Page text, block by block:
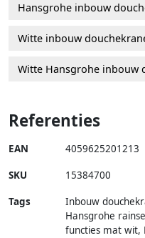
Hansgrohe inbouw
Witte inbouw
Witte Hansgrohe inbouw
Referenties
EAN 4059625201213
SKU 15384700
Tags
Inbouw
Hansgrohe
functies mat wit,